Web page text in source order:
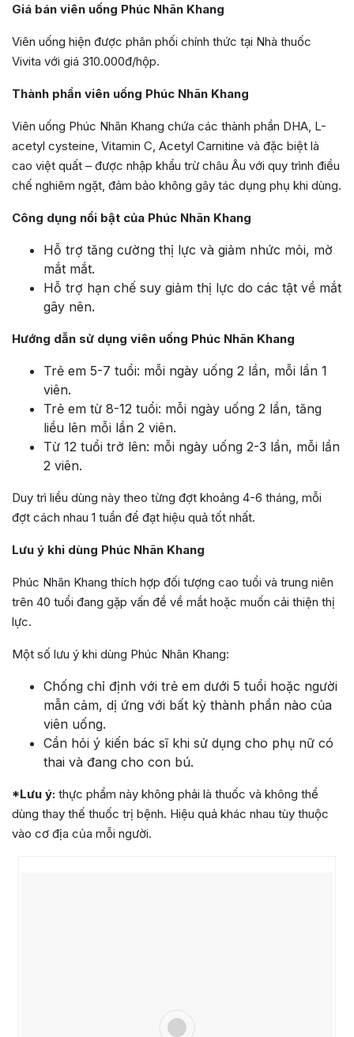
Giá bán viên uống Phúc Nhãn Khang
Viên uống hiện được phân phối chính thức tại Nhà thuốc
Vivita với giá 310.000đ/hộp.
Thành phần viên uống Phúc Nhãn Khang
Viên uống Phúc Nhãn Khang chứa các thành phần DHA, L-
acetyl cysteine, Vitamin C, Acetyl Carnitine và đặc biệt là
cao việt quất – được nhập khẩu trừ châu Âu với quy trình điều
chế nghiêm ngặt, đảm bảo không gây tác dụng phụ khi dùng.
Công dụng nổi bật của Phúc Nhãn Khang
Hỗ trợ tăng cường thị lực và giảm nhức mỏi, mờ
mắt mắt.
Hỗ trợ hạn chế suy giảm thị lực do các tật về mắt
gây nên.
Hướng dẫn sử dụng viên uống Phúc Nhãn Khang
Trẻ em 5-7 tuổi: mỗi ngày uống 2 lần, mỗi lần 1
viên.
Trẻ em từ 8-12 tuổi: mỗi ngày uống 2 lần, tăng
liều lên mỗi lần 2 viên.
Từ 12 tuổi trở lên: mỗi ngày uống 2-3 lần, mỗi lần
2 viên.
Duy trì liều dùng này theo từng đợt khoảng 4-6 tháng, mỗi
đợt cách nhau 1 tuần để đạt hiệu quả tốt nhất.
Lưu ý khi dùng Phúc Nhãn Khang
Phúc Nhãn Khang thích hợp đối tượng cao tuổi và trung niên
trên 40 tuổi đang gặp vấn đề về mắt hoặc muốn cải thiện thị
lực.
Một số lưu ý khi dùng Phúc Nhãn Khang:
Chống chỉ định với trẻ em dưới 5 tuổi hoặc người
mẫn cảm, dị ứng với bất kỳ thành phần nào của
viên uống.
Cần hỏi ý kiến bác sĩ khi sử dụng cho phụ nữ có
thai và đang cho con bú.
*Lưu ý: thực phẩm này không phải là thuốc và không thể
dùng thay thế thuốc trị bệnh. Hiệu quả khác nhau tùy thuộc
vào cơ địa của mỗi người.